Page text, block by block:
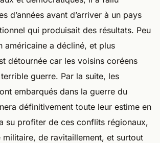
d’années avant d’arriver à un pays
qui produisait des résultats. Peu
américaine a décliné, et plus
détournée car les voisins coréens
guerre. Par la suite, les
embarqués dans la guerre du
définitivement toute leur estime en
su profiter de ces conflits régionaux,
militaire, de ravitaillement, et surtout